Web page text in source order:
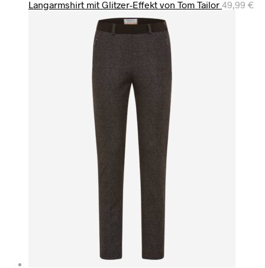
Langarmshirt mit Glitzer-Effekt von Tom Tailor 49,99 €